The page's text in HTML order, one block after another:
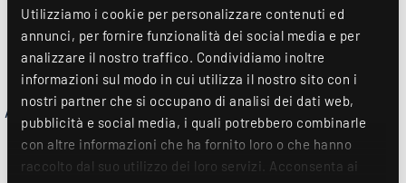
Utilizziamo i cookie per personalizzare contenuti ed
annunci, per fornire funzionalità dei social media e per
analizzare il nostro traffico. Condividiamo inoltre
informazioni sul modo in cui utilizza il nostro sito con i
nostri partner che si occupano di analisi dei dati web,
pubblicità e social media, i quali potrebbero combinarle
con altre informazioni che ha fornito loro o che hanno
raccolto dal suo utilizzo dei loro servizi. Acconsenta ai
ARKTIK-E-LED